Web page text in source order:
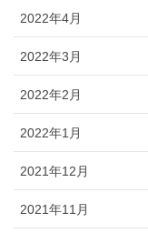
2022年4月
2022年3月
2022年2月
2022年1月
2021年12月
2021年11月